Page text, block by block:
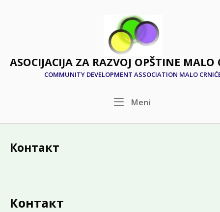
Home
АSOCIJACIJA ZA RAZVOJ OPŠTINE MALO
COMMUNITY DEVELOPMENT ASSOCIATION MALO
MeniMenu
Контакт
Контакт